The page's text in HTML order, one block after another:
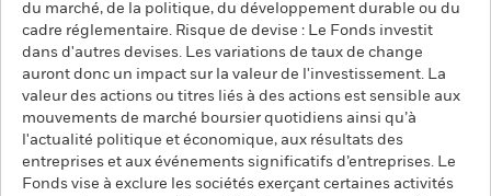
du marché, de la politique, du développement durable ou du
cadre réglementaire. Risque de devise : Le Fonds investit
dans d'autres devises. Les variations de taux de change
auront donc un impact sur la valeur de l'investissement. La
valeur des actions ou titres liés à des actions est sensible aux
mouvements de marché boursier quotidiens ainsi qu’à
l'actualité politique et économique, aux résultats des
entreprises et aux événements significatifs d’entreprises. Le
Fonds vise à exclure les sociétés exerçant certaines activités